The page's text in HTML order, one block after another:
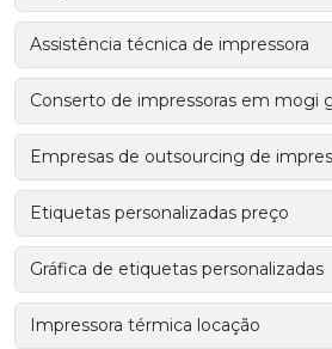
Assistência técnica de impressora
Conserto de impressoras em mogi
Empresas de outsourcing de
Etiquetas personalizadas preço
Gráfica de etiquetas personalizadas
Impressora térmica locação